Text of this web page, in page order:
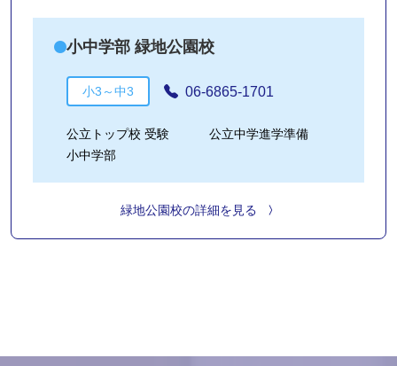
小中学部 緑地公園校
小3～中3 06-6865-1701
公立トップ校 受験
公立中学進学準備
小中学部
緑地公園校の詳細を見る